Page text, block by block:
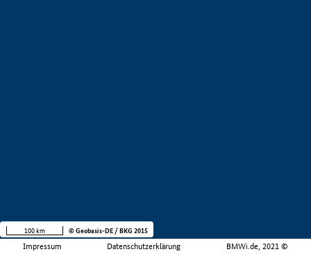
Impressum Datenschutzerklärung BMWi.de, 2021 ©
100 km © Geobasis-DE / BKG 2015